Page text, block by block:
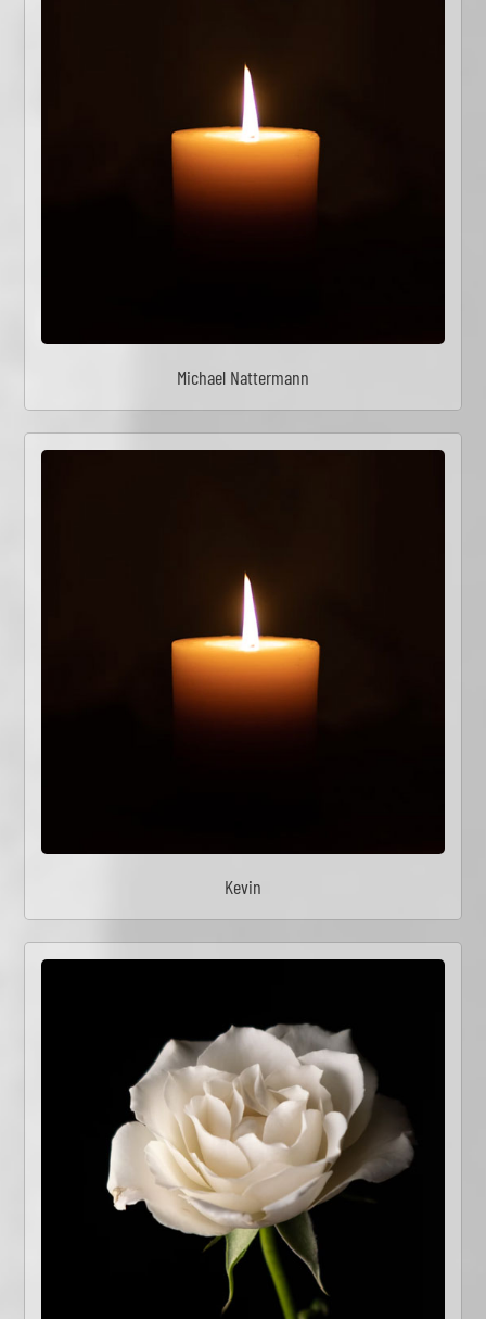
Michael Nattermann
Kevin